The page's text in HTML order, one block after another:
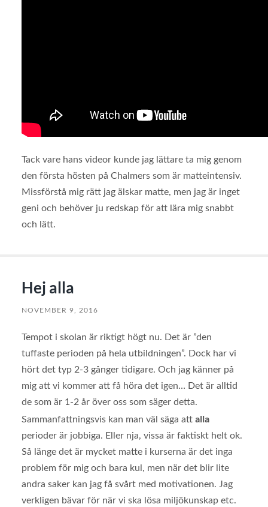
Tack vare hans videor kunde jag lättare ta mig genom
den första hösten på Chalmers som är matteintensiv.
Missförstå mig rätt jag älskar matte, men jag är inget
geni och behöver ju redskap för att lära mig snabbt
och lätt.
Hej alla
NOVEMBER 9, 2016
Tempot i skolan är riktigt högt nu. Det är ”den
tuffaste perioden på hela utbildningen”. Dock har vi
hört det typ 2-3 gånger tidigare. Och jag känner på
mig att vi kommer att få höra det igen… Det är alltid
de som är 1-2 år över oss som säger detta.
Sammanfattningsvis kan man väl säga att alla
perioder är jobbiga. Eller nja, vissa är faktiskt helt ok.
Så länge det är mycket matte i kurserna är det inga
problem för mig och bara kul, men när det blir lite
andra saker kan jag få svårt med motivationen. Jag
verkligen bävar för när vi ska lösa miljökunskap etc.